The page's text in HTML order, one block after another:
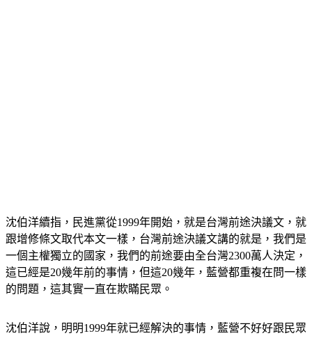
沈伯洋續指，民進黨從1999年開始，就是台灣前途決議文，就
跟增修條文取代本文一樣，台灣前途決議文講的就是，我們是
一個主權獨立的國家，我們的前途要由全台灣2300萬人決定，
這已經是20幾年前的事情，但這20幾年，藍營都重複在問一樣
的問題，這其實一直在欺瞞民眾。
沈伯洋說，明明1999年就已經解決的事情，藍營不好好跟民眾